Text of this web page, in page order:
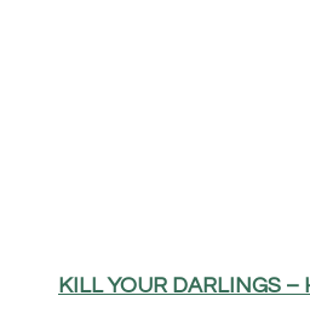
KILL YOUR DARLINGS